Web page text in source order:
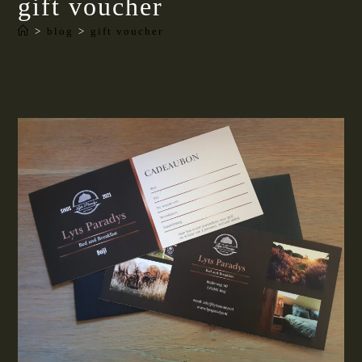
gift voucher
> blog > gift voucher